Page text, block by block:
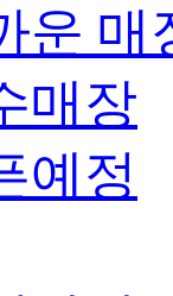
운 매
매장
예정